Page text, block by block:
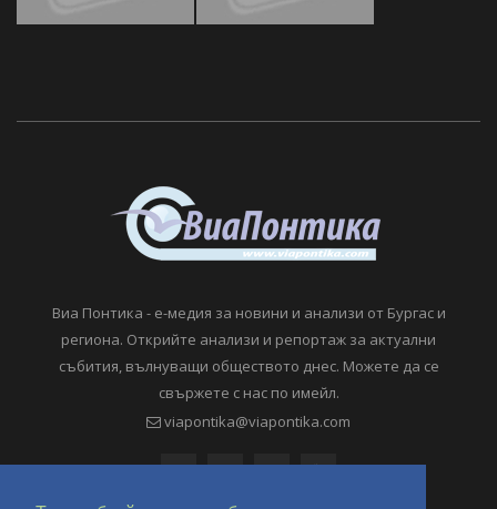
Виа Понтика - е-медия за новини и анализи от Бургас и
региона. Открийте анализи и репортаж за актуални
събития, вълнуващи обществото днес. Можете да се
свържете с нас по имейл.
viapontika@viapontika.com